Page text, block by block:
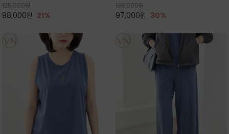
등과 밸런스를 맞춥니다
125,000원
98,000원 21%
가볍게 비치는 세련된후드
139,000원
97,000원 30%